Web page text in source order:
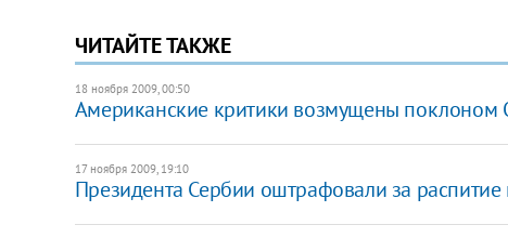
ЧИТАЙТЕ ТАКЖЕ
18 ноября 2009, 00:50
Американские критики возмущены
17 ноября 2009, 19:10
Президента Сербии оштрафовали за